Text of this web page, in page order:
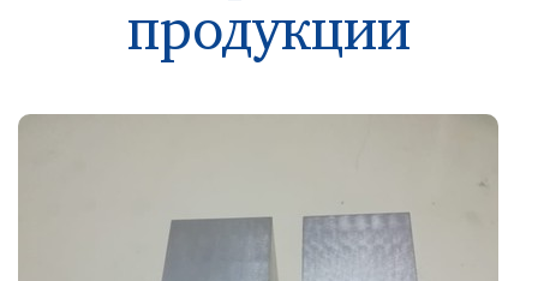
продукции